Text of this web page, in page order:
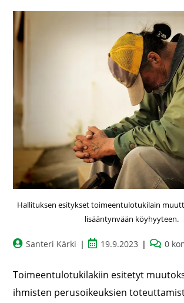
Hallituksen esitykset toimeentulotukilain
lisääntynvään köyhyyteen.
Santeri Kärki 19.9.2023 0
Toimeentulotukilakiin esitetyt
ihmisten perusoikeuksien